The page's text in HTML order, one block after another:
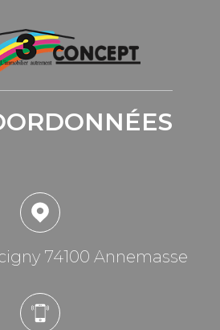
74100 Annemasse